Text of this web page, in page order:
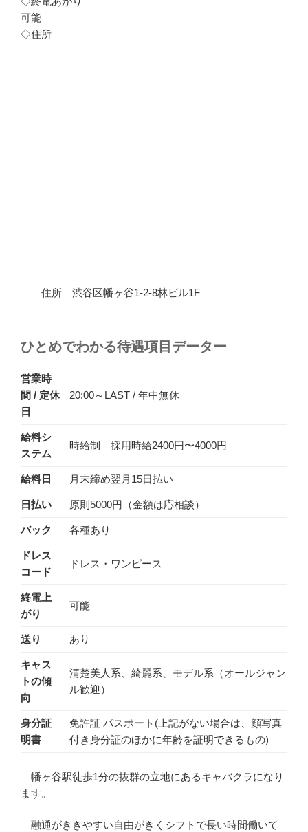
可能
◇住所
住所 渋谷区幡ヶ谷1-2-8林ビル1F
ひとめでわかる待遇項目データー
営業時
間 / 定休
日
20:00～LAST / 年中無休
給料シ
ステム
時給制 採用時給2400円〜4000円
給料日 月末締め翌月15日払い
日払い 原則5000円（金額は応相談）
バック 各種あり
ドレス
コード
ドレス・ワンピース
終電上
がり
可能
送り あり
キャス
トの傾
向
清楚美人系、綺麗系、モデル系（オールジャン
ル歓迎）
身分証
明書
免許証 パスポート(上記がない場合は、顔写真
付き身分証のほかに年齢を証明できるもの)
幡ヶ谷駅徒歩1分の抜群の立地にあるキャバクラになり
ます。
融通がききやすい自由がきくシフトで長い時間働いて